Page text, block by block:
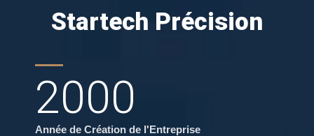
Startech Précision
2000
Année de Création de l'Entreprise